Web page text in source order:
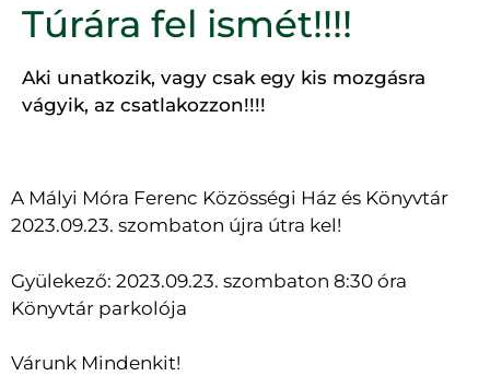
Túrára fel ismét!!!!
Aki unatkozik, vagy csak egy kis mozgásra
vágyik, az csatlakozzon!!!!
A Mályi Móra Ferenc Közösségi Ház és Könyvtár
2023.09.23. szombaton újra útra kel!
Gyülekező: 2023.09.23. szombaton 8:30 óra
Könyvtár parkolója
Várunk Mindenkit!